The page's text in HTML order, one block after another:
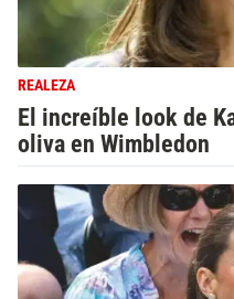
REALEZA
El increíble look de
oliva en Wimbledon